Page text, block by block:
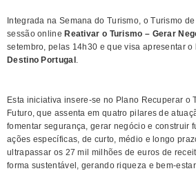
Integrada na Semana do Turismo, o Turismo
sessão online Reativar o Turismo – Gerar
setembro, pelas 14h30 e que visa apresentar o
Destino Portugal ​.
Esta iniciativa insere-se no Plano Re​cuperar o
Futuro, ​que assenta em quatro pilares de
fomentar segurança, gerar negócio e construir
ações específicas, de curto, médio e longo
ultrapassar os 27 mil milhões de euros de
forma sustentável, gerando riqueza e bem-